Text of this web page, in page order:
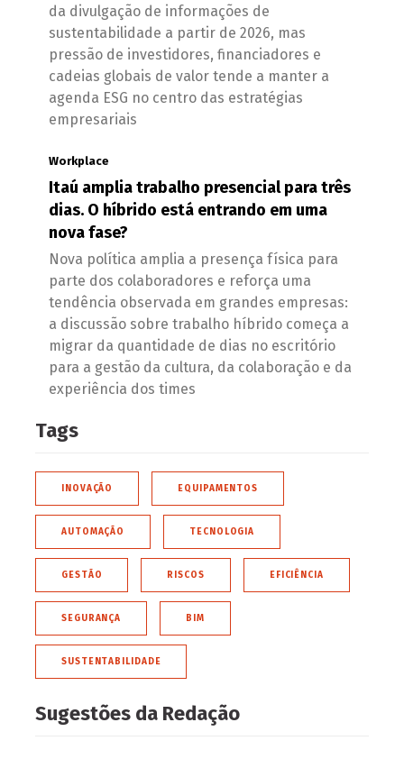
da divulgação de informações de
sustentabilidade a partir de 2026, mas
pressão de investidores, financiadores e
cadeias globais de valor tende a manter a
agenda ESG no centro das estratégias
empresariais
Workplace
Itaú amplia trabalho presencial para três
dias. O híbrido está entrando em uma
nova fase?
Nova política amplia a presença física para
parte dos colaboradores e reforça uma
tendência observada em grandes empresas:
a discussão sobre trabalho híbrido começa a
migrar da quantidade de dias no escritório
para a gestão da cultura, da colaboração e da
experiência dos times
Tags
INOVAÇÃO EQUIPAMENTOS
AUTOMAÇÃO TECNOLOGIA
GESTÃO RISCOS EFICIÊNCIA
SEGURANÇA BIM
SUSTENTABILIDADE
Sugestões da Redação